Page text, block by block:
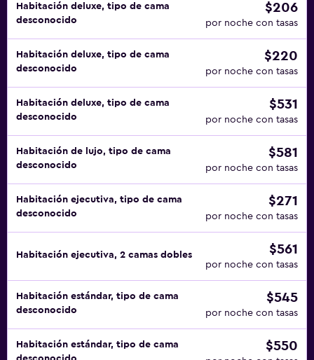
Habitación deluxe, tipo de cama
desconocido
$206
por noche con tasas
Habitación deluxe, tipo de cama
desconocido
$220
por noche con tasas
Habitación deluxe, tipo de cama
desconocido
$531
por noche con tasas
Habitación de lujo, tipo de cama
desconocido
$581
por noche con tasas
Habitación ejecutiva, tipo de cama
desconocido
$271
por noche con tasas
Habitación ejecutiva, 2 camas dobles $561
por noche con tasas
Habitación estándar, tipo de cama
desconocido
$545
por noche con tasas
Habitación estándar, tipo de cama
$550